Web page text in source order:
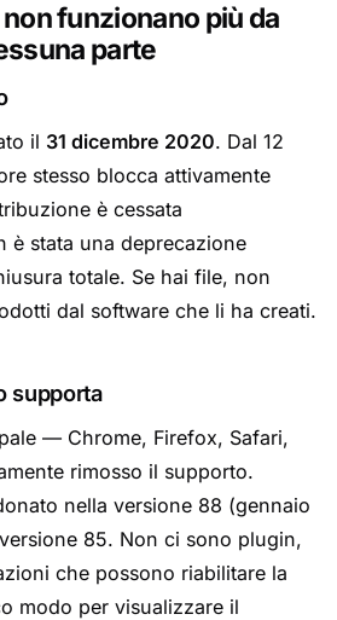
funzionano più da
parte
il 31 dicembre 2020. Dal 12
stesso blocca attivamente
è cessata
è stata una deprecazione
totale. Se hai file, non
dal software che li ha creati.
supporta
— Chrome, Firefox, Safari,
rimosso il supporto.
nella versione 88 (gennaio
85. Non ci sono plugin,
che possono riabilitare la
modo per visualizzare il